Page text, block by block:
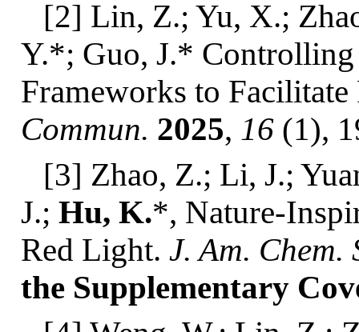
[2] Lin, Z.; Yu, X.;
Y.*; Guo, J.*
Frameworks to
Commun. 2025, 16 (1),
[3] Zhao, Z.; Li, J.;
J.; Hu, K.*, Nature-
Red Light. J. Am. Chem.
the Supplementary